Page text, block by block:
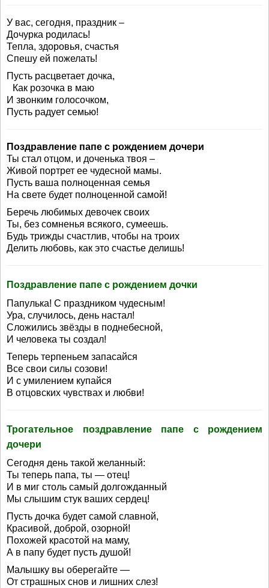
У вас, сегодня, праздник –
Дочурка родилась!
Тепла, здоровья, счастья
Спешу ей пожелать!
Пусть расцветает дочка,
Как розочка в маю
И звонким голосочком,
Пусть радует семью!
Поздравление папе с рождением дочери
Ты стал отцом, и доченька твоя –
Живой портрет ее чудесной мамы.
Пусть ваша полноценная семья
На свете будет полноценной самой!
Беречь любимых девочек своих
Ты, без сомненья всякого, сумеешь.
Будь трижды счастлив, чтобы на троих
Делить любовь, как это счастье делишь!
Поздравление папе с рождением дочки
Папулька! С праздником чудесным!
Ура, случилось, день настал!
Сложились звёзды в поднебесной,
И человека ты создал!
Теперь терпеньем запасайся
Все свои силы созови!
И с умилением купайся
В отцовских чувствах и любви!
Трогательное поздравление папе с рождением
дочери
Сегодня день такой желанный:
Ты теперь папа, ты — отец!
И в миг столь самый долгожданный
Мы слышим стук ваших сердец!
Пусть дочка будет самой славной,
Красивой, доброй, озорной!
Похожей красотой на маму,
А в папу будет пусть душой!
Малышку вы оберегайте —
От страшных снов и лишних слез!